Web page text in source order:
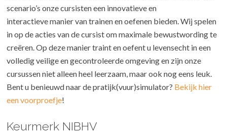
scenario’s onze cursisten een innovatieve en
interactieve manier van trainen en oefenen bieden. Wij spelen
in op de acties van de cursist om maximale bewustwording te
creëren. Op deze manier traint en oefent u levensecht in een
volledig veilige en gecontroleerde omgeving en zijn onze
cursussen niet alleen heel leerzaam, maar ook nog eens leuk.
Bent u benieuwd naar de pratijk(vuur)simulator? Bekijk hier
een voorproefje!
Keurmerk NIBHV